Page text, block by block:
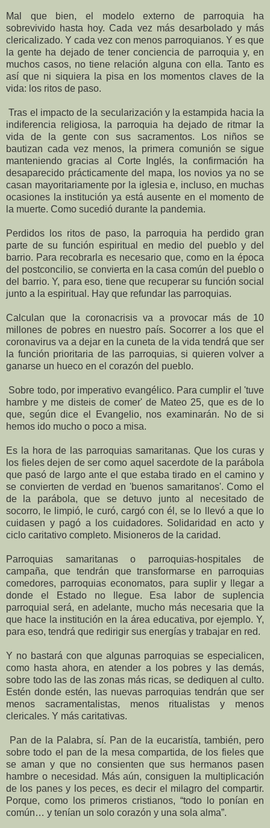
Mal que bien, el modelo externo de parroquia ha
sobrevivido hasta hoy. Cada vez más desarbolado y más
clericalizado. Y cada vez con menos parroquianos. Y es que
la gente ha dejado de tener conciencia de parroquia y, en
muchos casos, no tiene relación alguna con ella. Tanto es
así que ni siquiera la pisa en los momentos claves de la
vida: los ritos de paso.
Tras el impacto de la secularización y la estampida hacia la
indiferencia religiosa, la parroquia ha dejado de ritmar la
vida de la gente con sus sacramentos. Los niños se
bautizan cada vez menos, la primera comunión se sigue
manteniendo gracias al Corte Inglés, la confirmación ha
desaparecido prácticamente del mapa, los novios ya no se
casan mayoritariamente por la iglesia e, incluso, en muchas
ocasiones la institución ya está ausente en el momento de
la muerte. Como sucedió durante la pandemia.
Perdidos los ritos de paso, la parroquia ha perdido gran
parte de su función espiritual en medio del pueblo y del
barrio. Para recobrarla es necesario que, como en la época
del postconcilio, se convierta en la casa común del pueblo o
del barrio. Y, para eso, tiene que recuperar su función social
junto a la espiritual. Hay que refundar las parroquias.
Calculan que la coronacrisis va a provocar más de 10
millones de pobres en nuestro país. Socorrer a los que el
coronavirus va a dejar en la cuneta de la vida tendrá que ser
la función prioritaria de las parroquias, si quieren volver a
ganarse un hueco en el corazón del pueblo.
Sobre todo, por imperativo evangélico. Para cumplir el 'tuve
hambre y me disteis de comer' de Mateo 25, que es de lo
que, según dice el Evangelio, nos examinarán. No de si
hemos ido mucho o poco a misa.
Es la hora de las parroquias samaritanas. Que los curas y
los fieles dejen de ser como aquel sacerdote de la parábola
que pasó de largo ante el que estaba tirado en el camino y
se convierten de verdad en 'buenos samaritanos'. Como el
de la parábola, que se detuvo junto al necesitado de
socorro, le limpió, le curó, cargó con él, se lo llevó a que lo
cuidasen y pagó a los cuidadores. Solidaridad en acto y
ciclo caritativo completo. Misioneros de la caridad.
Parroquias samaritanas o parroquias-hospitales de
campaña, que tendrán que transformarse en parroquias
comedores, parroquias economatos, para suplir y llegar a
donde el Estado no llegue. Esa labor de suplencia
parroquial será, en adelante, mucho más necesaria que la
que hace la institución en la área educativa, por ejemplo. Y,
para eso, tendrá que redirigir sus energías y trabajar en red.
Y no bastará con que algunas parroquias se especialicen,
como hasta ahora, en atender a los pobres y las demás,
sobre todo las de las zonas más ricas, se dediquen al culto.
Estén donde estén, las nuevas parroquias tendrán que ser
menos sacramentalistas, menos ritualistas y menos
clericales. Y más caritativas.
Pan de la Palabra, sí. Pan de la eucaristía, también, pero
sobre todo el pan de la mesa compartida, de los fieles que
se aman y que no consienten que sus hermanos pasen
hambre o necesidad. Más aún, consiguen la multiplicación
de los panes y los peces, es decir el milagro del compartir.
Porque, como los primeros cristianos, “todo lo ponían en
común… y tenían un solo corazón y una sola alma”.